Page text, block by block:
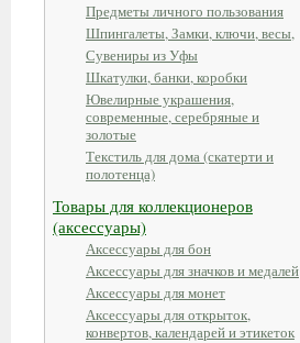
Предметы личного пользования
Шпингалеты, Замки, ключи, весы,
Сувениры из Уфы
Шкатулки, банки, коробки
Ювелирные украшения,
современные, серебряные и
золотые
Текстиль для дома (скатерти и
полотенца)
Товары для коллекционеров
(аксессуары)
Аксессуары для бон
Аксессуары для значков и медалей
Аксессуары для монет
Аксессуары для открыток,
конвертов, календарей и этикеток